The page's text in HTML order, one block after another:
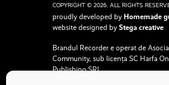
COPYRIGHT © 2026. ALL RIGHTS
proudly developed by Homemade
website designed by Stega creative
Brandul Recorder e operat de
Community, sub licența SC Harfa
Publishing SRL.